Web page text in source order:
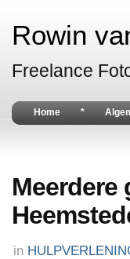
Rowin
Freelance
Home *
Meerdere
in